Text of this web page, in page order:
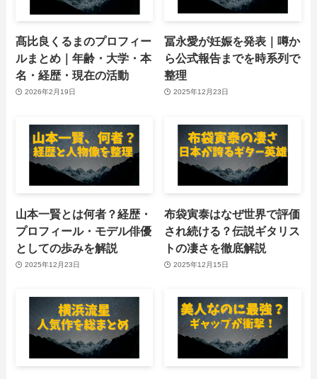
髙比良くるまのプロフィー
ルまとめ｜年齢・大学・本
名・経歴・現在の活動
2026年2月19日
冨永愛が妊娠を発表｜噂か
ら公式報告までを時系列で
整理
2025年12月23日
山本一賢とは何者？経歴・
プロフィール・モデル俳優
としての歩みを解説
2025年12月23日
布袋寅泰はなぜ世界で評価
され続ける？伝説ギタリス
トの凄さを徹底解説
2025年12月15日